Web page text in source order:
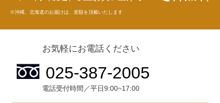
※沖縄、北海道のお届けは、差額を頂戴いたします
お気軽にお電話ください
電話受付時間／平日9:00~17:00